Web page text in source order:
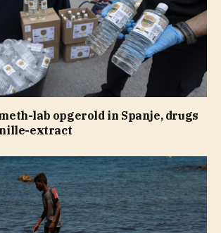
lab opgerold in Spanje, drugs
extract